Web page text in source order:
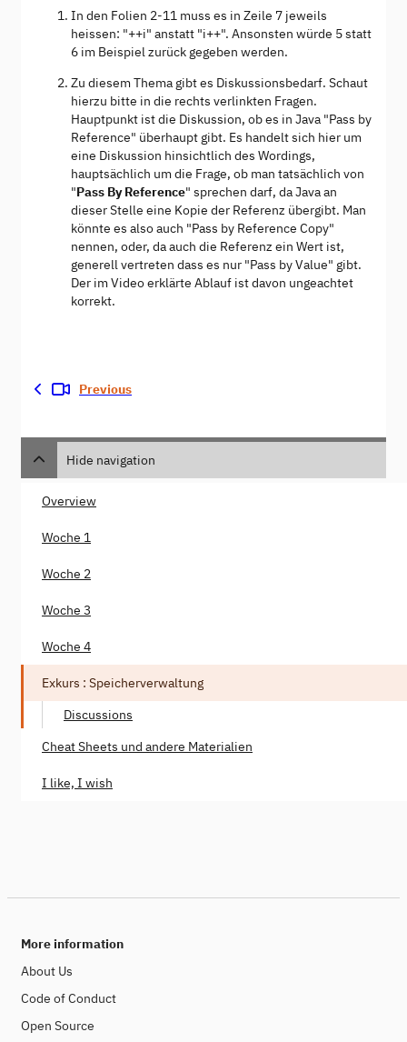
In den Folien 2-11 muss es in Zeile 7 jeweils
heissen: "++i" anstatt "i++". Ansonsten würde 5 statt
6 im Beispiel zurück gegeben werden.
Zu diesem Thema gibt es Diskussionsbedarf. Schaut
hierzu bitte in die rechts verlinkten Fragen.
Hauptpunkt ist die Diskussion, ob es in Java "Pass by
Reference" überhaupt gibt. Es handelt sich hier um
eine Diskussion hinsichtlich des Wordings,
hauptsächlich um die Frage, ob man tatsächlich von
"Pass By Reference" sprechen darf, da Java an
dieser Stelle eine Kopie der Referenz übergibt. Man
könnte es also auch "Pass by Reference Copy"
nennen, oder, da auch die Referenz ein Wert ist,
generell vertreten dass es nur "Pass by Value" gibt.
Der im Video erklärte Ablauf ist davon ungeachtet
korrekt.
Previous
Hide navigation
Overview
Woche 1
Woche 2
Woche 3
Woche 4
Exkurs : Speicherverwaltung
Discussions
Cheat Sheets und andere Materialien
I like, I wish
More information
About Us
Code of Conduct
Open Source